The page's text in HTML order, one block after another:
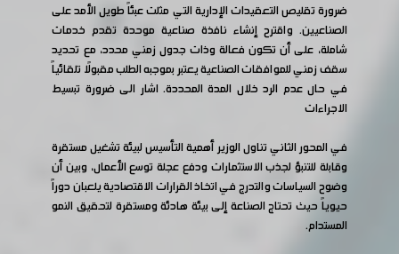
ضرورة تقليص التعقيدات الإدارية التي مثلت عبئاً طويل الأمد على
الصناعيين. واقترح إنشاء نافذة صناعية موحدة تقدم خدمات
شاملة، على أن تكون فعالة وذات جدول زمني محدد، مع تحديد
سقف زمني للموافقات الصناعية يعتبر بموجبه الطلب مقبولًا تلقائياً
في حال عدم الرد خلال المدة المحددة. اشار الى ضرورة تبسيط
الاجراءات
في المحور الثاني تناول الوزير أهمية التأسيس لبيئة تشغيل مستقرة
وقابلة للتنبؤ لجذب الاستثمارات ودفع عجلة توسع الأعمال، وبين أن
وضوح السياسات والتدرج في اتخاذ القرارات الاقتصادية يلعبان دوراً
حيوياً حيث تحتاج الصناعة إلى بيئة هادئة ومستقرة لتحقيق النمو
المستدام.